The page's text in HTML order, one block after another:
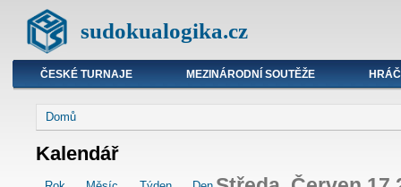
sudokualogika.cz
ČESKÉ TURNAJE MEZINÁRODNÍ SOUTĚŽE
Domů
Kalendář